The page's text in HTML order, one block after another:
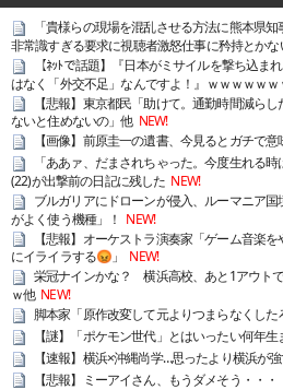
「貴様らの現場を混乱させる方法に熊本県
非常識すぎる要求に視聴者激怒仕事に矜持とかな
【ﾈｯﾄで話題】『日本がミサイルを撃ち込
はなく「外交不足」なんですよ！』ｗｗｗｗｗ
【悲報】東京都民「助けて。通勤時間減ら
ないと住めないの」他 NEW!
【画像】前原圭一の遺書、今見るとガチで
「ああァ、だまされちゃった。今度生れる
(22)が出撃前の日記に残した NEW!
ブルガリアにドローンが侵入、ルーマニア
がよく使う機種」！ NEW!
【悲報】オーケストラ演奏家「ゲーム音楽
にイライラする😡」
NEW!
栄冠ナインかな？ 横浜高校、あと1アウト
ｗ他 NEW!
脚本家「原作改変して元よりつまらなくし
【謎】「ポケモン世代」とはいったい何年
【速報】横浜×沖縄尚学…思ったより横浜が
【悲報】ミーアイさん、もうダメそう・・・